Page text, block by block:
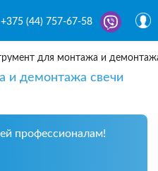
+375 (44) 757-67-58
для монтажа и
и демонтажа свечи
профессионалам!